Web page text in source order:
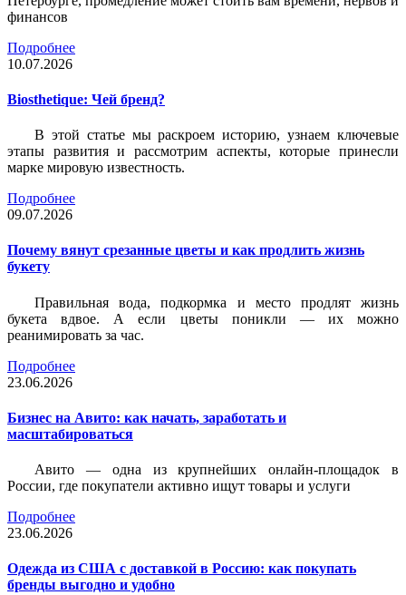
финансов
Подробнее
10.07.2026
Biosthetique: Чей бренд?
В этой статье мы раскроем историю, узнаем ключевые
этапы развития и рассмотрим аспекты, которые принесли
марке мировую известность.
Подробнее
09.07.2026
Почему вянут срезанные цветы и как продлить жизнь
букету
Правильная вода, подкормка и место продлят жизнь
букета вдвое. А если цветы поникли — их можно
реанимировать за час.
Подробнее
23.06.2026
Бизнес на Авито: как начать, заработать и
масштабироваться
Авито — одна из крупнейших онлайн-площадок в
России, где покупатели активно ищут товары и услуги
Подробнее
23.06.2026
Одежда из США с доставкой в Россию: как покупать
бренды выгодно и удобно